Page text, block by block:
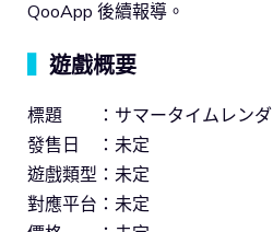
QooApp 後續報導。
遊戲概要
標題 ：サマータイムレンダ
發售日 ：未定
遊戲類型：未定
對應平台：未定